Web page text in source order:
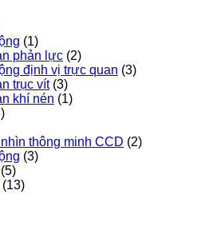
(1)
phản lực (2)
định vị trực quan (3)
trục vít(3)
khí nén (1)
thông minh CCD (2)
(3)
(5)
(13)